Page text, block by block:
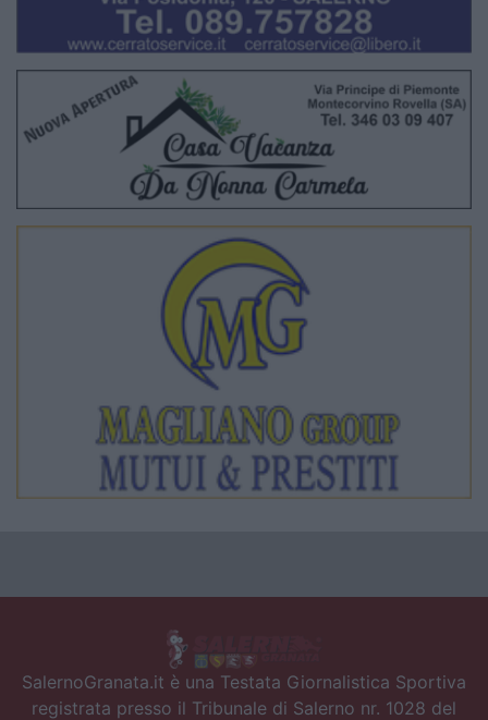
SalernoGranata.it è una Testata Giornalistica Sportiva
registrata presso il Tribunale di Salerno nr. 1028 del